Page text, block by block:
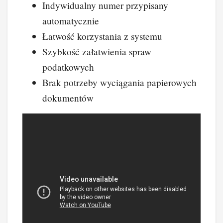
Indywidualny numer przypisany
automatycznie
Łatwość korzystania z systemu
Szybkość załatwienia spraw
podatkowych
Brak potrzeby wyciągania papierowych
dokumentów